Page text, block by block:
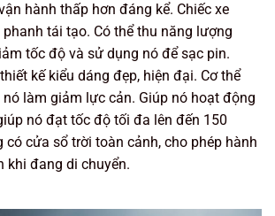
hành thấp hơn đáng kể. Chiếc xe
tái tạo. Có thể thu năng lượng
tốc độ và sử dụng nó để sạc pin.
kế kiểu dáng đẹp, hiện đại. Cơ thể
làm giảm lực cản. Giúp nó hoạt động
nó đạt tốc độ tối đa lên đến 150
có cửa sổ trời toàn cảnh, cho phép hành
khi đang di chuyển.